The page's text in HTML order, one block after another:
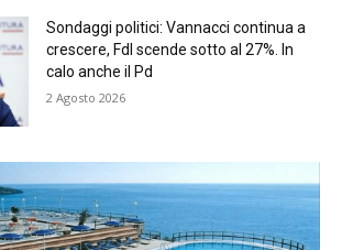
Sondaggi politici: Vannacci continua a
crescere, FdI scende sotto al 27%. In
calo anche il Pd
2 Agosto 2026